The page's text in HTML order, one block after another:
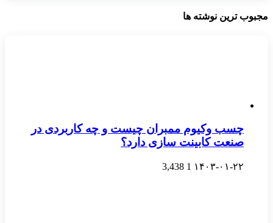
مجبوب ترین نوشته ها
چسب وکیوم ممبران چیست و چه کاربردی در
صنعت کابینت سازی دارد؟
۱۴۰۳-۰۱-۲۲ 1
3,438